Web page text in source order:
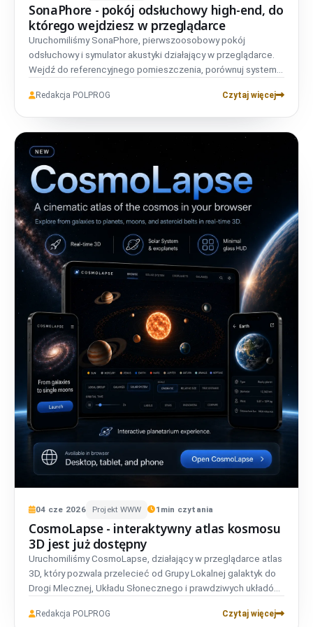
SonaPhore - pokój odsłuchowy high-end, do
którego wejdziesz w przeglądarce
Uruchomiliśmy SonaPhore, pierwszoosobowy pokój
odsłuchowy i symulator akustyki działający w przeglądarce.
Wejdź do referencyjnego pomieszczenia, porównuj systemy
konta, w pełni dwujęzyczny i prywatny.
Redakcja POLPROG Czytaj więcej
04 cze 2026 Projekt WWW 1 min czytania
CosmoLapse - interaktywny atlas kosmosu
3D jest już dostępny
Uruchomiliśmy CosmoLapse, działający w przeglądarce atlas
3D, który pozwala przelecieć od Grupy Lokalnej galaktyk do
Drogi Mlecznej, Układu Słonecznego i prawdziwych układów
Redakcja POLPROG Czytaj więcej